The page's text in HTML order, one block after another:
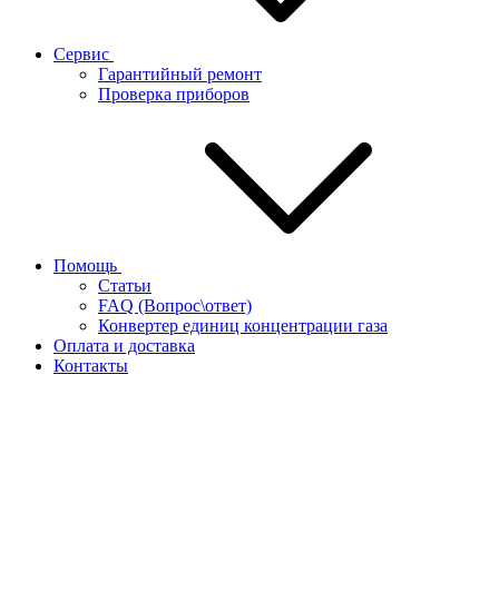
Сервис
Гарантийный ремонт
Проверка приборов
Помощь
Статьи
FAQ (Вопрос\ответ)
Конвертер единиц концентрации газа
Оплата и доставка
Контакты